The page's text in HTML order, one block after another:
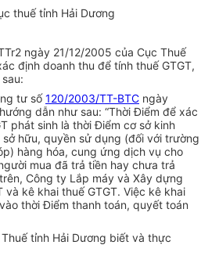
thuế tỉnh Hải Dương
ngày 21/12/2005 của Cục Thuế
định doanh thu để tính thuế GTGT,
tư số120/2003/TT-BTC ngày
dẫn như sau: “Thời Điểm để xác
phát sinh là thời Điểm cơ sở kinh
hữu, quyền sử dụng (đối với trường
hàng hóa, cung ứng dịch vụ cho
mua đã trả tiền hay chưa trả
Công ty Lắp máy và Xây dựng
kê khai thuế GTGT. Việc kê khai
thời Điểm thanh toán, quyết toán
tỉnh Hải Dương biết và thực